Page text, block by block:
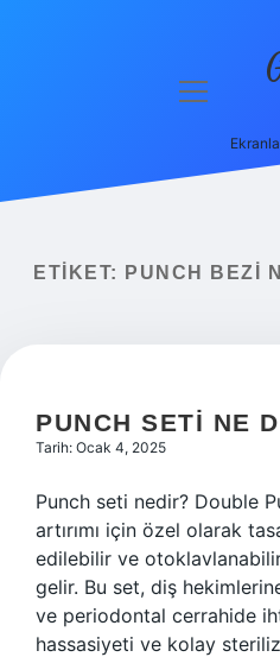
menüyü
ETIKET: PUNCH BEZI
PUNCH SETI NE
Tarih: Ocak 4, 2025
Punch seti nedir? Double
artırımı için özel olarak
edilebilir ve
gelir. Bu set, diş
ve periodontal cerrahide
hassasiyeti ve kolay